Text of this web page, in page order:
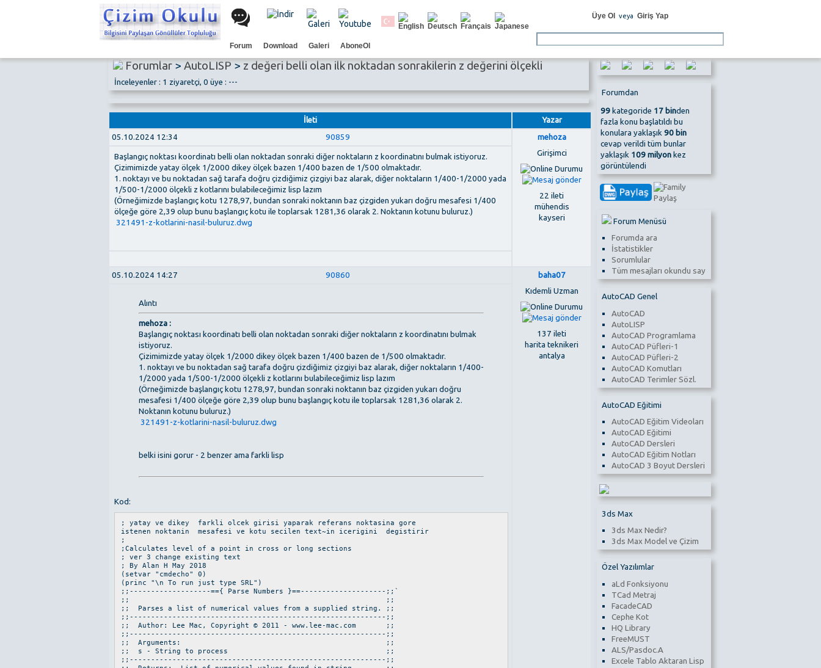
Forum Download Galeri AboneOl
Üye Ol veya Giriş Yap
Forumdan
99kategoride 17 binden
fazla konu başlatıldı bu
konulara yaklaşık 90 bin
cevap verildi tüm bunlar
yaklaşık 109 milyonkez
görüntülendi
Forum Menüsü
Forumda ara
İstatistikler
Sorumlular
Tüm mesajları okundu say
AutoCAD Genel
AutoCAD
AutoLISP
AutoCAD Programlama
AutoCAD Püfleri-1
AutoCAD Püfleri-2
AutoCAD Komutları
AutoCAD Terimler Sözl.
AutoCAD Eğitimi
AutoCAD Eğitim Videoları
AutoCAD Eğitimi
AutoCAD Dersleri
AutoCAD Eğitim Notları
AutoCAD 3 Boyut Dersleri
3ds Max
3ds Max Nedir?
3ds Max Model ve Çizim
Özel Yazılımlar
aLd Fonksiyonu
TCad Metraj
FacadeCAD
Cephe Kot
HQ Library
FreeMUST
ALS/Pasdoc.A
Excele Tablo Aktaran Lisp
Forumlar> AutoLISP > z değeri belli olan ilk noktadan sonrakilerin z değerini ölçekli
İnceleyenler : 1 ziyaretçi, 0 üye : ---
İleti
Yazar
05.10.2024 12:34
90859
mehoza
Girişimci
22 ileti
mühendis
kayseri
Başlangıç noktası koordinatı belli olan noktadan sonraki diğer noktaların z koordinatını bulmak istiyoruz.
Çizimimizde yatay ölçek 1/2000 dikey ölçek bazen 1/400 bazen de 1/500 olmaktadır.
1. noktayı ve bu noktadan sağ tarafa doğru çizdiğimiz çizgiyi baz alarak, diğer noktaların 1/400-1/2000 yada
1/500-1/2000 ölçekli z kotlarını bulabileceğimiz lisp lazım
(Örneğimizde başlangıç kotu 1278,97, bundan sonraki noktanın baz çizgiden yukarı doğru mesafesi 1/400
ölçeğe göre 2,39 olup bunu başlangıç kotu ile toplarsak 1281,36 olarak 2. Noktanın kotunu buluruz.)
321491-z-kotlarini-nasil-buluruz.dwg
05.10.2024 14:27 90860
baha07
Kıdemli Uzman
137 ileti
harita teknikeri
antalya
Alıntı
mehoza :
Başlangıç noktası koordinatı belli olan noktadan sonraki diğer noktaların z koordinatını bulmak
istiyoruz.
Çizimimizde yatay ölçek 1/2000 dikey ölçek bazen 1/400 bazen de 1/500 olmaktadır.
1. noktayı ve bu noktadan sağ tarafa doğru çizdiğimiz çizgiyi baz alarak, diğer noktaların 1/400-
1/2000 yada 1/500-1/2000 ölçekli z kotlarını bulabileceğimiz lisp lazım
(Örneğimizde başlangıç kotu 1278,97, bundan sonraki noktanın baz çizgiden yukarı doğru
mesafesi 1/400 ölçeğe göre 2,39 olup bunu başlangıç kotu ile toplarsak 1281,36 olarak 2.
Noktanın kotunu buluruz.)
321491-z-kotlarini-nasil-buluruz.dwg
belki isini gorur - 2 benzer ama farkli lisp
Kod:
; yatay ve dikey farkli olcek girisi yaparak referans noktasina gore
istenen noktanin mesafesi ve kotu secilen text~in icerigini degistirir
;
;Calculates level of a point in cross or long sections
; ver 3 change existing text
; By Alan H May 2018
(setvar "cmdecho" 0)
(princ "\n To run just type SRL")
;;-------------------=={ Parse Numbers }==--------------------;;`
;; ;;
;; Parses a list of numerical values from a supplied string. ;;
;;------------------------------------------------------------;;
;; Author: Lee Mac, Copyright © 2011 - www.lee-mac.com ;;
;;------------------------------------------------------------;;
;; Arguments: ;;
;; s - String to process ;;
;;------------------------------------------------------------;;